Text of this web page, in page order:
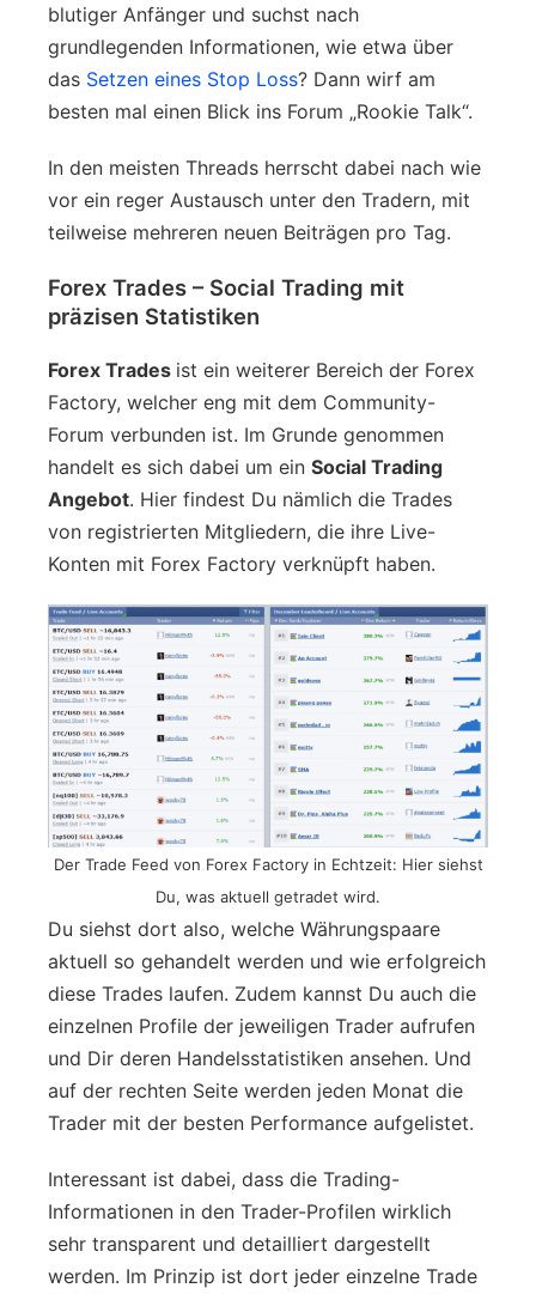
blutiger Anfänger und suchst nach
grundlegenden Informationen, wie etwa über
das Setzen eines Stop Loss? Dann wirf am
besten mal einen Blick ins Forum „Rookie Talk“.
In den meisten Threads herrscht dabei nach wie
vor ein reger Austausch unter den Tradern, mit
teilweise mehreren neuen Beiträgen pro Tag.
Forex Trades – Social Trading mit
präzisen Statistiken
Forex Trades ist ein weiterer Bereich der Forex
Factory, welcher eng mit dem Community-
Forum verbunden ist. Im Grunde genommen
handelt es sich dabei um ein Social Trading
Angebot. Hier findest Du nämlich die Trades
von registrierten Mitgliedern, die ihre Live-
Konten mit Forex Factory verknüpft haben.
Der Trade Feed von Forex Factory in Echtzeit: Hier siehst
Du, was aktuell getradet wird.
Du siehst dort also, welche Währungspaare
aktuell so gehandelt werden und wie erfolgreich
diese Trades laufen. Zudem kannst Du auch die
einzelnen Profile der jeweiligen Trader aufrufen
und Dir deren Handelsstatistiken ansehen. Und
auf der rechten Seite werden jeden Monat die
Trader mit der besten Performance aufgelistet.
Interessant ist dabei, dass die Trading-
Informationen in den Trader-Profilen wirklich
sehr transparent und detailliert dargestellt
werden. Im Prinzip ist dort jeder einzelne Trade